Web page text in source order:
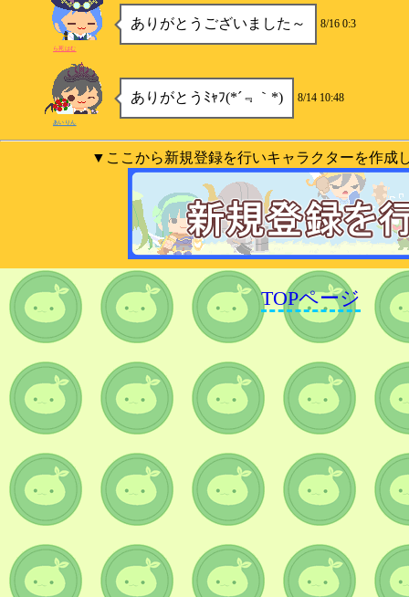
ありがとうございました～ 8/16 0:3
ら死はむ
ありがとうﾐｬﾌ(*´﹃｀*) 8/14 10:48
あいりん
▼ここから新規登録を行いキャラクターを作成
TOPページ